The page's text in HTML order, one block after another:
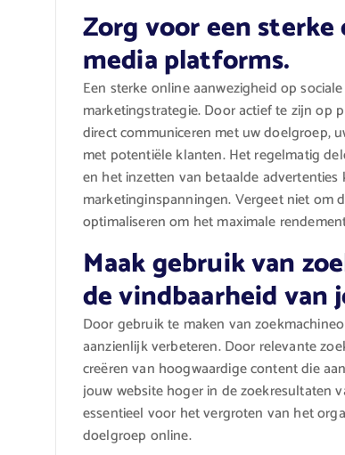
Zorg voor een
media platforms.
Een sterke online aanwezigheid op
marketingstrategie. Door actief te zijn op
direct communiceren met uw doelgroep,
met potentiële klanten. Het regelmatig
en het inzetten van betaalde
marketinginspanningen. Vergeet niet
optimaliseren om het maximale
Maak gebruik van
de vindbaarheid van
Door gebruik te maken van
aanzienlijk verbeteren. Door relevante
creëren van hoogwaardige content die
jouw website hoger in de zoekresultaten
essentieel voor het vergroten van het
doelgroep online.